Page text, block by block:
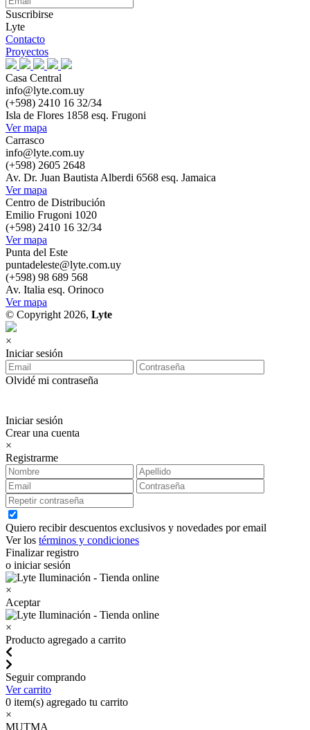
Suscribirse
Lyte
Contacto
Proyectos
Casa Central
info@lyte.com.uy
(+598) 2410 16 32/34
Isla de Flores 1858 esq. Frugoni
Ver mapa
Carrasco
info@lyte.com.uy
(+598) 2605 2648
Av. Dr. Juan Bautista Alberdi 6568 esq. Jamaica
Ver mapa
Centro de Distribución
Emilio Frugoni 1020
(+598) 2410 16 32/34
Ver mapa
Punta del Este
puntadeleste@lyte.com.uy
(+598) 98 689 568
Av. Italia esq. Orinoco
Ver mapa
© Copyright 2026, Lyte
×
Iniciar sesión
Olvidé mi contraseña
Iniciar sesión
Crear una cuenta
×
Registrarme
Quiero recibir descuentos exclusivos y novedades por email
Ver los términos y condiciones
Finalizar registro
o iniciar sesión
×
Aceptar
×
Producto agregado a carrito
Seguir comprando
Ver carrito
0 item(s) agregado tu carrito
×
MUTMA